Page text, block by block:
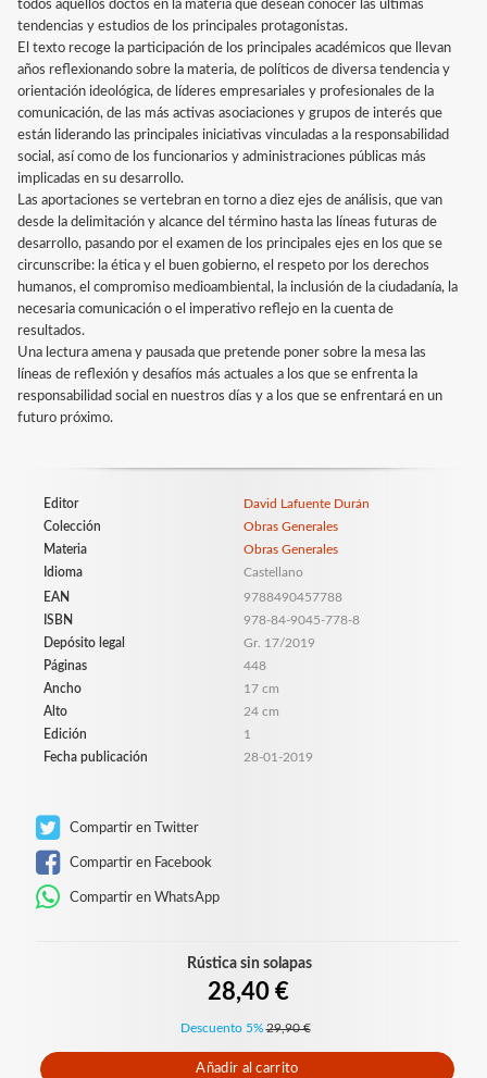
todos aquellos doctos en la materia que desean conocer las últimas
tendencias y estudios de los principales protagonistas.
El texto recoge la participación de los principales académicos que llevan
años reflexionando sobre la materia, de políticos de diversa tendencia y
orientación ideológica, de líderes empresariales y profesionales de la
comunicación, de las más activas asociaciones y grupos de interés que
están liderando las principales iniciativas vinculadas a la responsabilidad
social, así como de los funcionarios y administraciones públicas más
implicadas en su desarrollo.
Las aportaciones se vertebran en torno a diez ejes de análisis, que van
desde la delimitación y alcance del término hasta las líneas futuras de
desarrollo, pasando por el examen de los principales ejes en los que se
circunscribe: la ética y el buen gobierno, el respeto por los derechos
humanos, el compromiso medioambiental, la inclusión de la ciudadanía, la
necesaria comunicación o el imperativo reflejo en la cuenta de
resultados.
Una lectura amena y pausada que pretende poner sobre la mesa las
líneas de reflexión y desafíos más actuales a los que se enfrenta la
responsabilidad social en nuestros días y a los que se enfrentará en un
futuro próximo.
Editor
David Lafuente Durán
Colección
Obras Generales
Materia
Obras Generales
Idioma
Castellano
EAN
9788490457788
ISBN
978-84-9045-778-8
Depósito legal
Gr. 17/2019
Páginas
448
Ancho
17 cm
Alto
24 cm
Edición
1
Fecha publicación
28-01-2019
Compartir en Twitter
Compartir en Facebook
Compartir en WhatsApp
Rústica sin solapas
28,40 €
Descuento 5% 29,90 €
Añadir al carrito